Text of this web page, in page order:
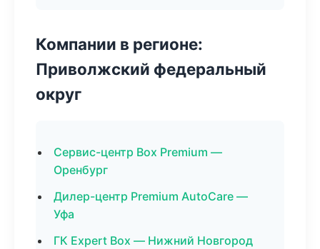
Компании в регионе:
Приволжский федеральный
округ
Сервис-центр Box Premium —
Оренбург
Дилер-центр Premium AutoCare —
Уфа
ГК Expert Box — Нижний Новгород